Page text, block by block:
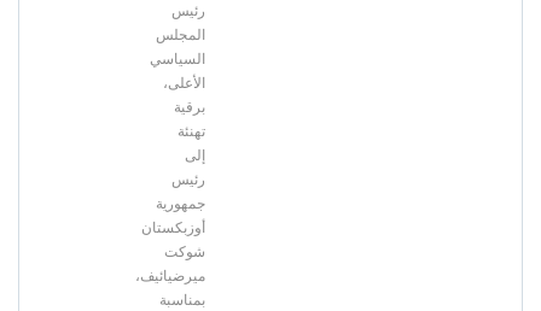
رئيس
المجلس
السياسي
الأعلى،
برقية
تهنئة
إلى
رئيس
جمهورية
أوزبكستان
شوكت
ميرضيائيف،
بمناسبة